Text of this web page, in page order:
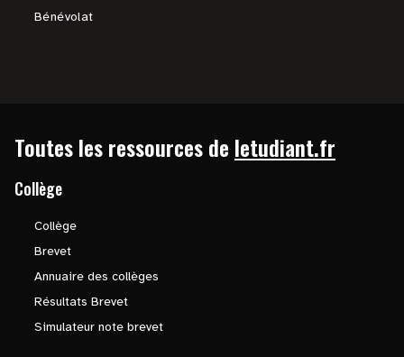
Bénévolat
Toutes les ressources de letudiant.fr
Collège
Collège
Brevet
Annuaire des collèges
Résultats Brevet
Simulateur note brevet